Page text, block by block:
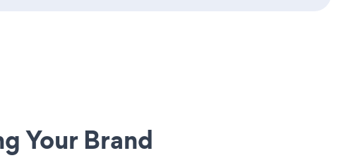
Your Brand